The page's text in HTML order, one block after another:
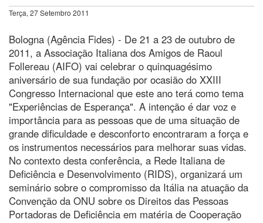
Terça, 27 Setembro 2011
Bologna (Agência Fides) - De 21 a 23 de outubro de
2011, a Associação Italiana dos Amigos de Raoul
Follereau (AIFO) vai celebrar o quinquagésimo
aniversário de sua fundação por ocasião do XXIII
Congresso Internacional que este ano terá como tema
"Experiências de Esperança". A intenção é dar voz e
importância para as pessoas que de uma situação de
grande dificuldade e desconforto encontraram a força e
os instrumentos necessários para melhorar suas vidas.
No contexto desta conferência, a Rede Italiana de
Deficiência e Desenvolvimento (RIDS), organizará um
seminário sobre o compromisso da Itália na atuação da
Convenção da ONU sobre os Direitos das Pessoas
Portadoras de Deficiência em matéria de Cooperação